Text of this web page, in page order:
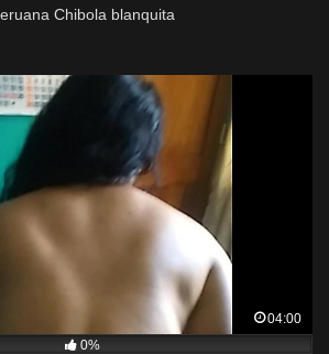
Chibola blanquita
04:00
0%